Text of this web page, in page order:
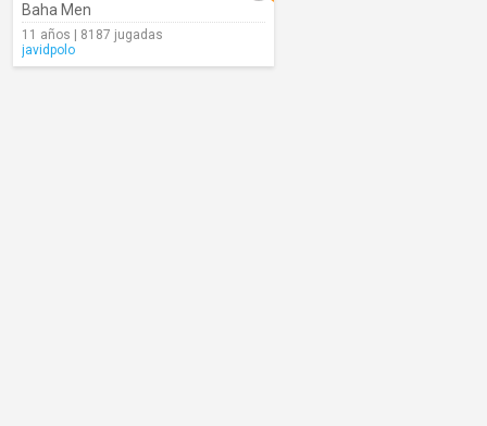
Baha Men
11 años | 8187 jugadas
javidpolo